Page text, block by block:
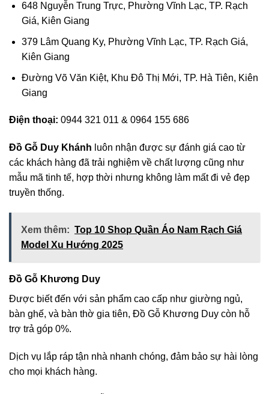
648 Nguyễn Trung Trực, Phường Vĩnh Lạc, TP. Rạch
Giá, Kiên Giang
379 Lâm Quang Ky, Phường Vĩnh Lạc, TP. Rạch Giá,
Kiên Giang
Đường Võ Văn Kiệt, Khu Đô Thị Mới, TP. Hà Tiên, Kiên
Giang
Điện thoại: 0944 321 011 & 0964 155 686
Đồ Gỗ Duy Khánh luôn nhận được sự đánh giá cao từ
các khách hàng đã trải nghiệm về chất lượng cũng như
mẫu mã tinh tế, hợp thời nhưng không làm mất đi vẻ đẹp
truyền thống.
Xem thêm: Top 10 Shop Quần Áo Nam Rạch Giá
Model Xu Hướng 2025
Đồ Gỗ Khương Duy
Được biết đến với sản phẩm cao cấp như giường ngủ,
bàn ghế, và bàn thờ gia tiên, Đồ Gỗ Khương Duy còn hỗ
trợ trả góp 0%.
Dịch vụ lắp ráp tận nhà nhanh chóng, đảm bảo sự hài lòng
cho mọi khách hàng.